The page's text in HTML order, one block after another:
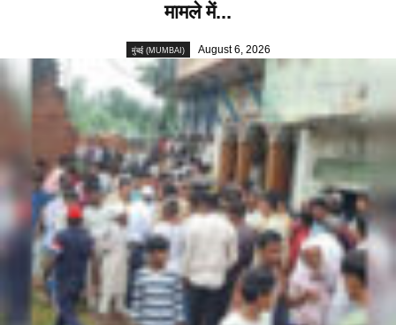
मामले में...
मुंबई (MUMBAI) August 6, 2026